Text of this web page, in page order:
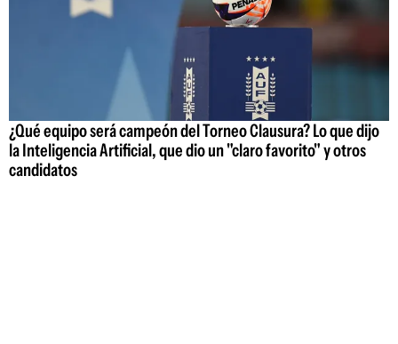
¿Qué equipo será campeón del Torneo Clausura? Lo que dijo
la Inteligencia Artificial, que dio un "claro favorito" y otros
candidatos